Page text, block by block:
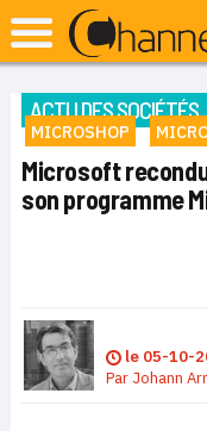
ACTU DES SOCIÉTÉS
MICROSHOP
Microsoft
son programme
le 05-10-
Par Johann